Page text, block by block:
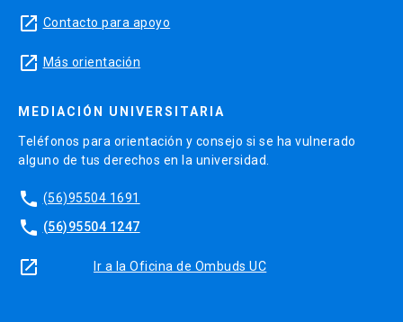
launch Contacto para apoyo
launch Más orientación
MEDIACIÓN UNIVERSITARIA
Teléfonos para orientación y consejo si se ha vulnerado
alguno de tus derechos en la universidad.
phone (56)95504 1691
phone (56)95504 1247
launch Ir a la Oficina de Ombuds UC